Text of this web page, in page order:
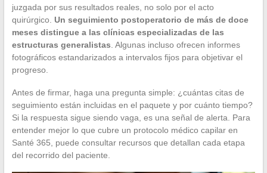
juzgada por sus resultados reales, no solo por el acto
quirúrgico. Un seguimiento postoperatorio de más de doce
meses distingue a las clínicas especializadas de las
estructuras generalistas . Algunas incluso ofrecen informes
fotográficos estandarizados a intervalos fijos para objetivar el
progreso.
Antes de firmar, haga una pregunta simple: ¿cuántas citas de
seguimiento están incluidas en el paquete y por cuánto tiempo?
Si la respuesta sigue siendo vaga, es una señal de alerta. Para
entender mejor lo que cubre un protocolo médico capilar en
Santé 365, puede consultar recursos que detallan cada etapa
del recorrido del paciente.